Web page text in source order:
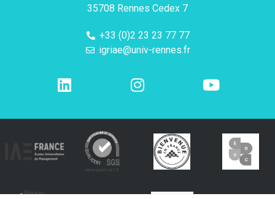
35708 Rennes Cedex 7
+33 (0)2 23 23 77 77
igriae@univ-rennes.fr